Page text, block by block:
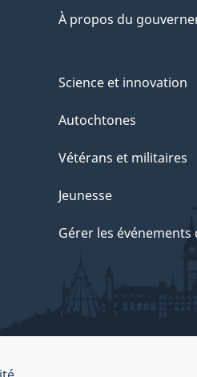
À propos du
Science et innovation
Autochtones
Vétérans et militaires
Jeunesse
Gérer les événements